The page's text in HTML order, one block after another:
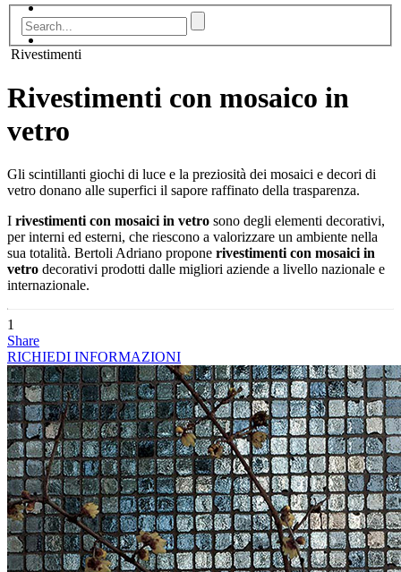
CONTATTI
Rivestimenti
Rivestimenti con mosaico in
vetro
Gli scintillanti giochi di luce e la preziosità dei mosaici e decori di
vetro donano alle superfici il sapore raffinato della trasparenza.
I rivestimenti con mosaici in vetro sono degli elementi decorativi,
per interni ed esterni, che riescono a valorizzare un ambiente nella
sua totalità. Bertoli Adriano propone rivestimenti con mosaici in
vetro decorativi prodotti dalle migliori aziende a livello nazionale e
internazionale.
1
Share
RICHIEDI INFORMAZIONI